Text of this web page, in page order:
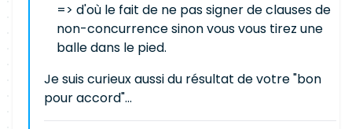
=> d'où le fait de ne pas signer de clauses de
non-concurrence sinon vous vous tirez une
balle dans le pied.
Je suis curieux aussi du résultat de votre "bon
pour accord"...